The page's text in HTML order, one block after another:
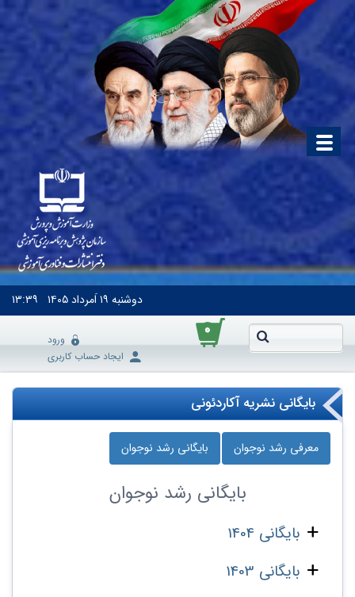
دوشنبه ۱۹ اَمرداد ۱۴۰۵ ۱۳:۳۹
۰
ورود
ایجاد حساب کاربری
بایگانی نشریه آکاردئونی
معرفی رشد نوجوان بایگانی رشد نوجوان
بایگانی رشد نوجوان
بایگانی 1404
بایگانی 1403